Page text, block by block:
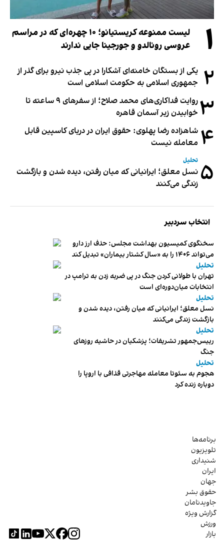
۱
لیست ممنوعه کریستیانو؛ ۱۰ چهره‌ای که در مراسم
عروسی رونالدو و جورجینا جایی ندارند
۲ یکی از بستگان خامنه‌ای آشکارا در پی جذب نیرو برای گذر از
جمهوری اسلامی به حکومت اسلامی است
۳
روایت فداکاری‌های محمد صلاح؛ از سفرهای ۹ ساعته تا
خوابیدن زیر آسمان قاهره
۴ شاهزاده رضا پهلوی: حقوق ایران در دریای کاسپین قابل
معامله نیست
۵ تحلیل
نسل معلق؛ ایرانیانی که میان رفتن، دیده شدن و بازگشت
زندگی می‌کنند
انتخاب سردبیر
سخنگوی کمیسیون بهداشت مجلس: حذف ارز دارو
می‌تواند ۱۴۰۶ را به «سال کشتار بیماران» تبدیل کند
تحلیل
تهران با طولانی کردن جنگ در پی ضربه زدن به ترامپ در
انتخابات میان‌دوره‌ای است
تحلیل
نسل معلق؛ ایرانیانی که میان رفتن، دیده شدن و
بازگشت زندگی می‌کنند
تحلیل
رییس‌جمهور تشریفات؛ پزشکیان در حاشیه روزهای
جنگ
تحلیل
هجوم به سئوتا معامله مهاجرتی قذافی با اروپا را
دوباره زنده کرد
برنامه‌ها
تلویزیون
شنیداری
ایران
جهان
حقوق بشر
جاویدنامان
گزارش ویژه
ورزش
بازار